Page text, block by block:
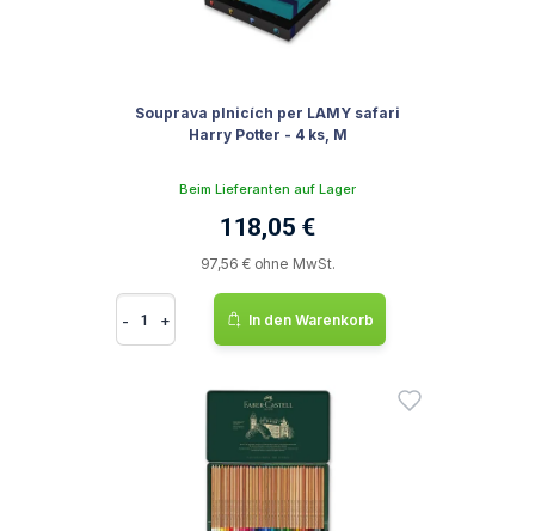
Souprava plnicích per LAMY safari
Harry Potter - 4 ks, M
Beim Lieferanten auf Lager
118,05 €
97,56 € ohne MwSt.
- + In den Warenkorb